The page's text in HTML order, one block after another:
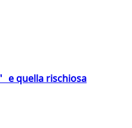
e quella rischiosa